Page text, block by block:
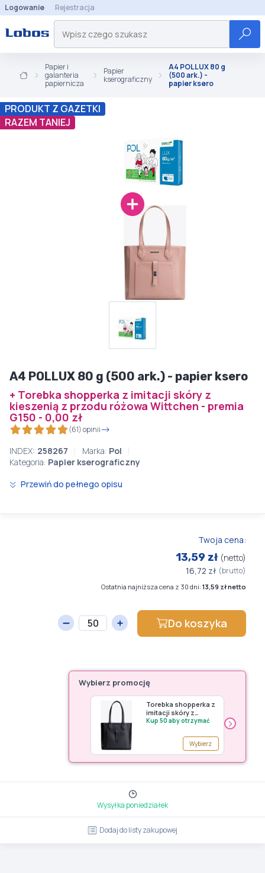
Logowanie Rejestracja
Papier i
galanteria
papiernicza
Papier
kserograficzny
A4 POLLUX 80 g
(500 ark.) -
papier ksero
PRODUKT Z GAZETKI
RAZEM TANIEJ
A4 POLLUX 80 g (500 ark.) - papier ksero
+ Torebka shopperka z imitacji skóry z
kieszenią z przodu różowa Wittchen - premia
G150 - 0,00 zł
(61) opinii
INDEX: 258267 Marka: Pol
Kategoria: Papier kserograficzny
Przewiń do pełnego opisu
Twoja cena:
13,59 zł (netto)
16,72 zł (brutto)
Ostatnia najniższa cena z 30 dni:13,59 zł netto
Do koszyka
Wybierz promocję
Torebka shopperka z
imitacji skóry z
kieszenią z przodu
Wittchen - premia
Kup 50 aby otrzymać
Wybierz
›
Wysyłka poniedziałek
Dodaj do listy zakupowej